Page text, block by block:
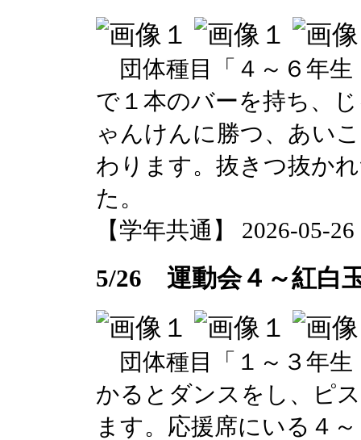
団体種目「４～６年
で１本のバーを持ち、
ゃんけんに勝つ、あい
わります。抜きつ抜か
た。
【学年共通】 2026-05-
5/26 運動会４～紅白
団体種目「１～３年
かるとダンスをし、ピ
ます。応援席にいる４